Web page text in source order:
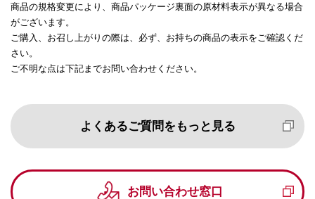
商品の規格変更により、商品パッケージ裏面の原材料表示が異なる場合
がございます。
ご購入、お召し上がりの際は、必ず、お持ちの商品の表示をご確認くだ
さい。
ご不明な点は下記までお問い合わせください。
よくあるご質問をもっと見る
お問い合わせ窓口